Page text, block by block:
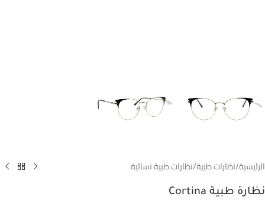
الرئيسية/نظارات طبية/نظارات طبية نسائية
نظارة طبية Cortina